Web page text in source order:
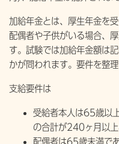
加給年金とは、厚生年金を
配偶者や子供がいる場合、
す。試験では加給年金額は
かが問われます。要件を整理
支給要件は
受給者本人は65歳以
の合計が240ヶ月以
配偶者は65歳未満で